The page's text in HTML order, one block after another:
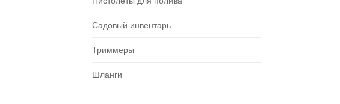
Садовый инвентарь
Триммеры
Шланги